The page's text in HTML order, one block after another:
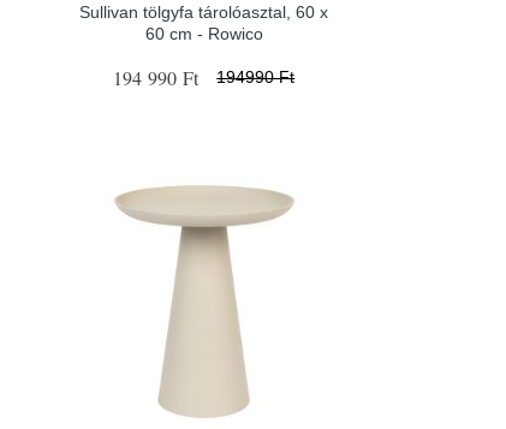
Sullivan tölgyfa tárolóasztal, 60 x
60 cm - Rowico
194 990 Ft 194990 Ft